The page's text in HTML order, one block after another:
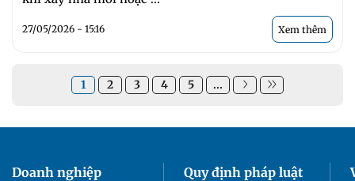
27/05/2026 - 15:16 Xem thêm
1 2 3 4 5 ...
Doanh nghiệp Quy định pháp luật